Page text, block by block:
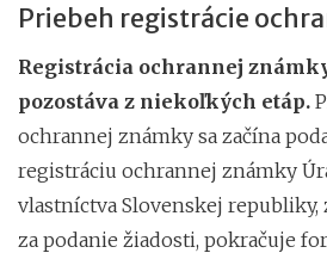
Priebeh registrácie
Registrácia ochrannej
pozostáva z niekoľkých etáp.
ochrannej známky sa začína
registráciu ochrannej známky
vlastníctva Slovenskej
za podanie žiadosti, pokračuje